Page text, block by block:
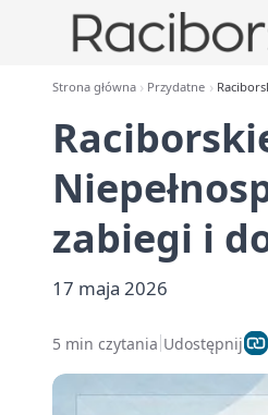
Strona główna Przydatne
zabiegi i
17 maja 2026
5 min czytania Udostępnij